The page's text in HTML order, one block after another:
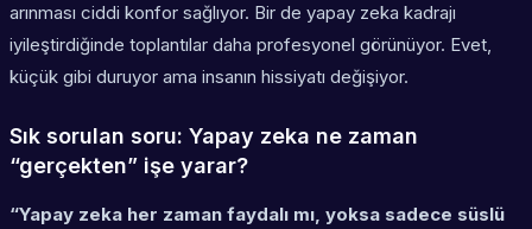
arınması ciddi konfor sağlıyor. Bir de yapay zeka kadrajı
iyileştirdiğinde toplantılar daha profesyonel görünüyor. Evet,
küçük gibi duruyor ama insanın hissiyatı değişiyor.
Sık sorulan soru: Yapay zeka ne zaman
“gerçekten” işe yarar?
“Yapay zeka her zaman faydalı mı, yoksa sadece süslü